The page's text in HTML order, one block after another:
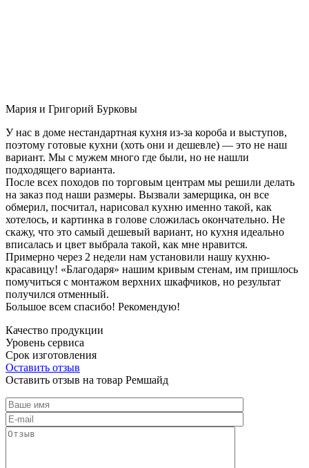
Мария и Григорий Бурковы
У нас в доме нестандартная кухня из-за короба и выступов,
поэтому готовые кухни (хоть они и дешевле) — это не наш
вариант. Мы с мужем много где были, но не нашли
подходящего варианта.
После всех походов по торговым центрам мы решили делать
на заказ под наши размеры. Вызвали замерщика, он все
обмерил, посчитал, нарисовал кухню именно такой, как
хотелось, и картинка в голове сложилась окончательно. Не
скажу, что это самый дешевый вариант, но кухня идеально
вписалась и цвет выбрала такой, как мне нравится.
Примерно через 2 недели нам установили нашу кухню-
красавицу! «Благодаря» нашим кривым стенам, им пришлось
помучиться с монтажом верхних шкафчиков, но результат
получился отменный.
Большое всем спасибо! Рекомендую!
Качество продукции
Уровень сервиса
Срок изготовления
Оставить отзыв
Оставить отзыв на товар Ремшайд